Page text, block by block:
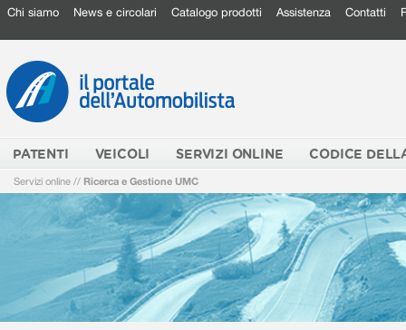
Chi siamo News e circolari Catalogo prodotti Assistenza Contatti
PATENTI VEICOLI SERVIZI ONLINE CODICE
Servizi online // Ricerca e Gestione UMC